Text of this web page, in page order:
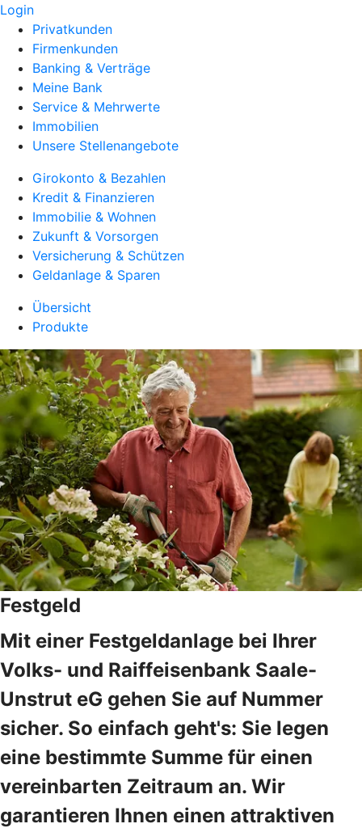
Login
Privatkunden
Firmenkunden
Banking & Verträge
Meine Bank
Service & Mehrwerte
Immobilien
Unsere Stellenangebote
Girokonto & Bezahlen
Kredit & Finanzieren
Immobilie & Wohnen
Zukunft & Vorsorgen
Versicherung & Schützen
Geldanlage & Sparen
Übersicht
Produkte
Festgeld
Mit einer Festgeldanlage bei Ihrer
Volks- und Raiffeisenbank Saale-
Unstrut eG gehen Sie auf Nummer
sicher. So einfach geht's: Sie legen
eine bestimmte Summe für einen
vereinbarten Zeitraum an. Wir
garantieren Ihnen einen attraktiven